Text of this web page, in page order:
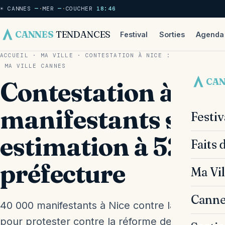
☀ CANNES— · MER— · COUCHER 18:46
CANNES TENDANCES Festival Sorties Agenda
Faits
Ma
ACCUEIL · MA VILLE · CONTESTATION À NICE : 40 000
MA VILLE
CANNES
Contestation à
manifestants
estimation à 5200
préfecture
40 000 manifestants à Nice contre la réforme
pour protester contre la réforme des retraites